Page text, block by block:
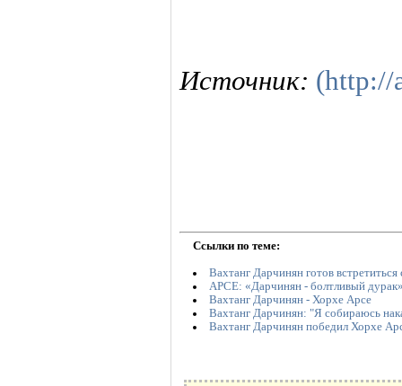
Источник: (http://
Ссылки по теме:
Вахтанг Дарчинян готов
АРСЕ: «Дарчинян - болтливый
Вахтанг Дарчинян - Хорхе Арсе
Вахтанг Дарчинян: "Я собираюсь
Вахтанг Дарчинян победил Хорхе